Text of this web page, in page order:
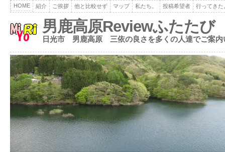
HOME 紹介 ご挨拶 他と比較せず マップ 私たち。 投稿希望者 行ってきた
男鹿高原Reviewふたたび
日光市 男鹿高原 三依の良さを多くの人達でご案